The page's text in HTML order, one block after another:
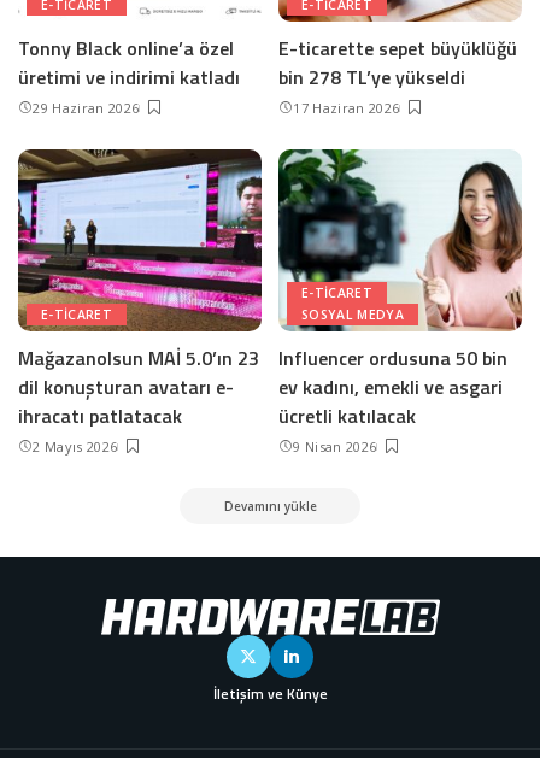
E-TICARET
Tonny Black online’a özel
üretimi ve indirimi katladı
29 Haziran 2026
E-TICARET
E-ticarette sepet büyüklüğü
bin 278 TL’ye yükseldi
17 Haziran 2026
E-TICARET
Mağazanolsun MAİ 5.0’ın 23
dil konuşturan avatarı e-
ihracatı patlatacak
2 Mayıs 2026
E-TICARET
SOSYAL MEDYA
Influencer ordusuna 50 bin
ev kadını, emekli ve asgari
ücretli katılacak
9 Nisan 2026
Devamını yükle
İletişim ve Künye